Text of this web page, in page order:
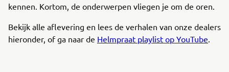
kennen. Kortom, de onderwerpen vliegen je om de oren.
Bekijk alle aflevering en lees de verhalen van onze dealers
hieronder, of ga naar de Helmpraat playlist op YouTube.